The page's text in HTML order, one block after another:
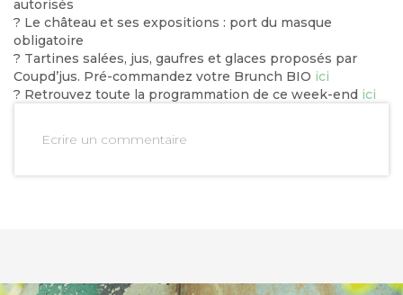
autorisés
? Le château et ses expositions : port du masque
obligatoire
? Tartines salées, jus, gaufres et glaces proposés par
Coupd’jus. Pré-commandez votre Brunch BIO ici
? Retrouvez toute la programmation de ce week-end ici
Ecrire un commentaire